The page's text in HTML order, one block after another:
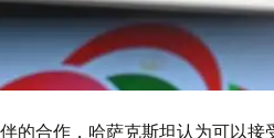
的合作，哈萨克斯坦认为可以接